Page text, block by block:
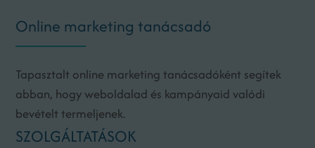
Online marketing tanácsadó
Tapasztalt online marketing tanácsadóként segítek
abban, hogy weboldalad és kampányaid valódi
bevételt termeljenek.
SZOLGÁLTATÁSOK